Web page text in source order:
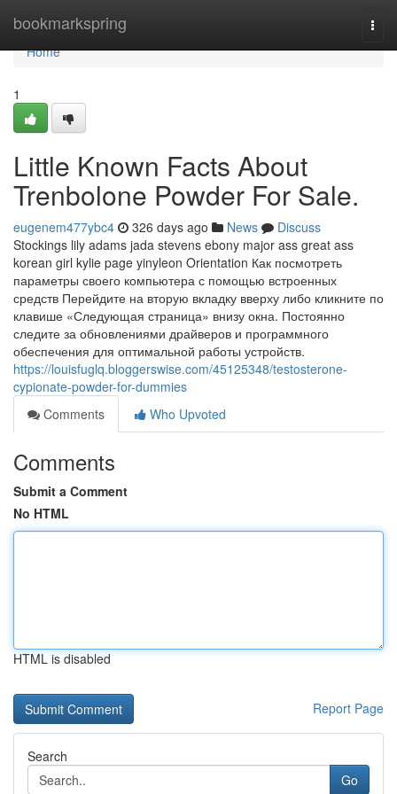
bookmarkspring
Home
Home
1
Little Known Facts About
Trenbolone Powder For Sale.
eugenem477ybc4 326 days ago News
Discuss
Stockings lily adams jada stevens ebony major ass great ass
korean girl kylie page yinyleon Orientation Как посмотреть
параметры своего компьютера с помощью встроенных
средств Перейдите на вторую вкладку вверху либо кликните по
клавише «Следующая страница» внизу окна. Постоянно
следите за обновлениями драйверов и программного
обеспечения для оптимальной работы устройств.
https://louisfuglq.bloggerswise.com/45125348/testosterone-
cypionate-powder-for-dummies
Comments
Who Upvoted
Comments
Submit a Comment
No HTML
HTML is disabled
Report Page
Search
Go